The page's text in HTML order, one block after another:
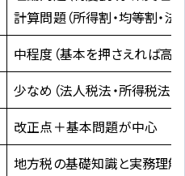
計算問題（所得割・均等割・法
中程度（基本を押さえれば高
少なめ（法人税法・所得税法に
改正点＋基本問題が中心
地方税の基礎知識と実務理解